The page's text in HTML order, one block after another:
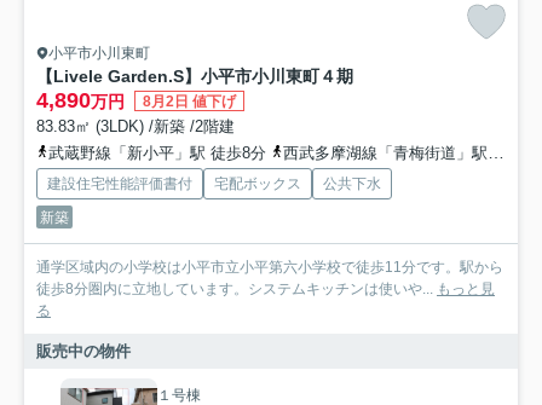
小平市小川東町
【Livele Garden.S】小平市小川東町４期
4,890万円 8月2日 値下げ
83.83㎡ (3LDK) /新築 /2階建
武蔵野線「新小平」駅 徒歩8分
西武多摩湖線「青梅街道」駅 徒歩8分
建設住宅性能評価書付 宅配ボックス
公共下水
新築
通学区域内の小学校は小平市立小平第六小学校で徒歩11分です。駅から
徒歩8分圏内に立地しています。システムキッチンは使いや...
もっと見
る
販売中の物件
１号棟